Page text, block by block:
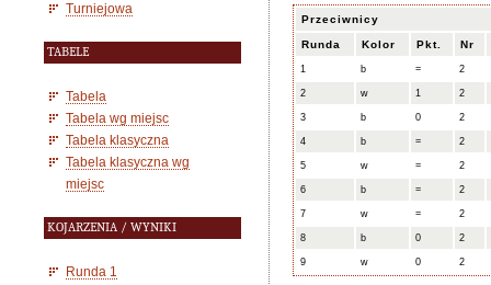
Turniejowa
TABELE
Tabela
Tabela wg miejsc
Tabela klasyczna
Tabela klasyczna wg
miejsc
KOJARZENIA / WYNIKI
Runda 1
Przeciwnicy
Runda Kolor Pkt. Nr
1 b = 2
2 w 1 2
3 b 0 2
4 b = 2
5 w = 2
6 b = 2
7 w = 2
8 b 0 2
9 w 0 2